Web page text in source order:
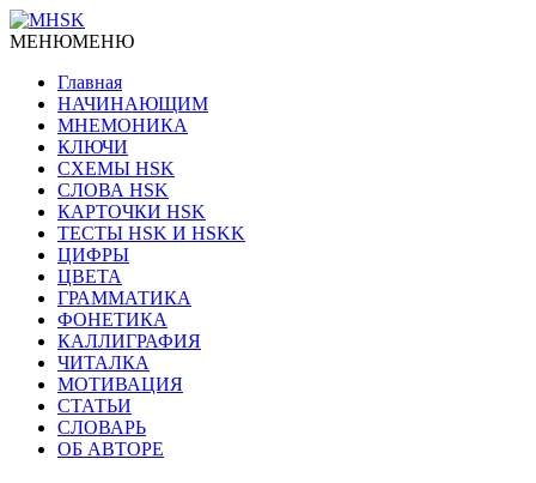
МЕНЮМЕНЮ
Главная
НАЧИНАЮЩИМ
МНЕМОНИКА
КЛЮЧИ
СХЕМЫ HSK
СЛОВА HSK
КАРТОЧКИ HSK
ТЕСТЫ HSK И HSKK
ЦИФРЫ
ЦВЕТА
ГРАММАТИКА
ФОНЕТИКА
КАЛЛИГРАФИЯ
ЧИТАЛКА
МОТИВАЦИЯ
СТАТЬИ
СЛОВАРЬ
ОБ АВТОРЕ